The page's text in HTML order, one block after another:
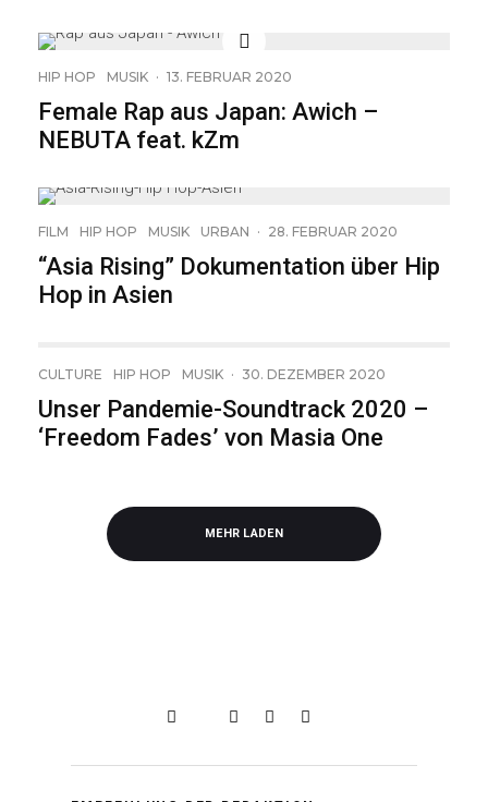
HIP HOP MUSIK · 13. FEBRUAR 2020
Female Rap aus Japan: Awich –
NEBUTA feat. kZm
FILM HIP HOP MUSIK URBAN · 28. FEBRUAR 2020
“Asia Rising” Dokumentation über Hip
Hop in Asien
CULTURE HIP HOP MUSIK · 30. DEZEMBER 2020
Unser Pandemie-Soundtrack 2020 –
‘Freedom Fades’ von Masia One
MEHR LADEN